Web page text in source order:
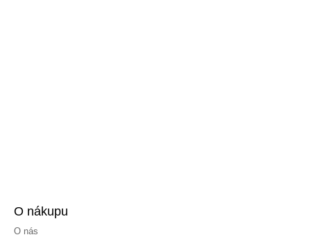
O nákupu
O nás